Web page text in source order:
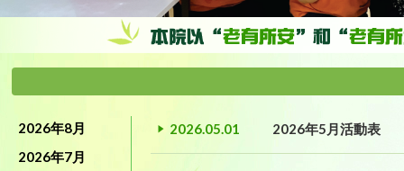
2026年8月
2026年7月
2026.05.01 2026年5月活動表